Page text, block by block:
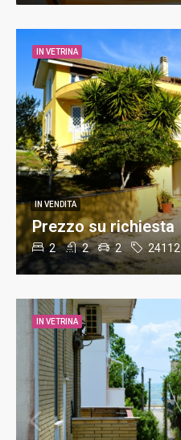
2 2 2 24112
Prezzo su richiesta
IN VENDITA
IN VETRINA
IN VETRINA